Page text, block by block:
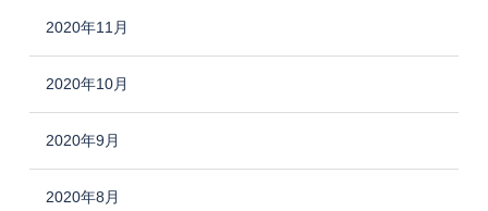
2020年11月
2020年10月
2020年9月
2020年8月